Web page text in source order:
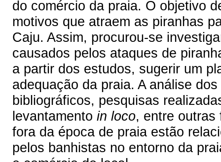
do comércio da praia. O objetivo
motivos que atraem as piranhas
Caju. Assim, procurou-se
causados pelos ataques de
a partir dos estudos, sugerir um
adequação da praia. A análise
bibliográficos, pesquisas
levantamento in loco, entre outras
fora da época de praia estão
pelos banhistas no entorno da